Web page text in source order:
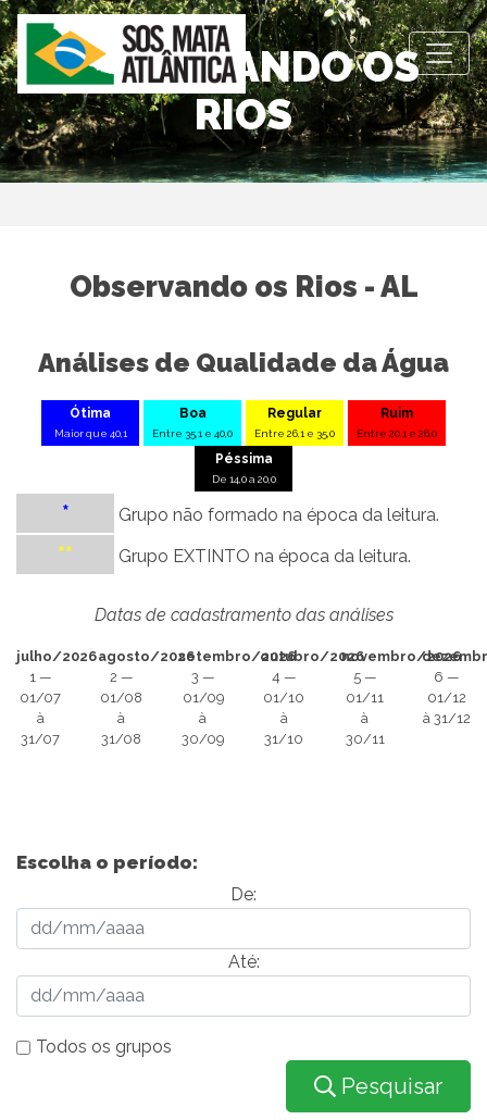
OBSERVANDO OS
RIOS
Observando os Rios - AL
Análises de Qualidade da Água
Ótima
Maior que 40,1
Boa
Entre 35,1 e 40,0
Regular
Entre 26,1 e 35,0
Ruim
Entre 20,1 e 26,0
Péssima
De 14,0 a 20,0
* Grupo não formado na época da leitura.
** Grupo EXTINTO na época da leitura.
Datas de cadastramento das análises
julho/2026
1 —
01/07
à
31/07
agosto/2026
2 —
01/08
à
31/08
setembro/2026
3 —
01/09
à
30/09
outubro/2026
4 —
01/10
à
31/10
novembro/2026
5 —
01/11
à
30/11
6 —
01/12
à 31/12
Escolha o período:
De:
Até:
Todos os grupos
Pesquisar